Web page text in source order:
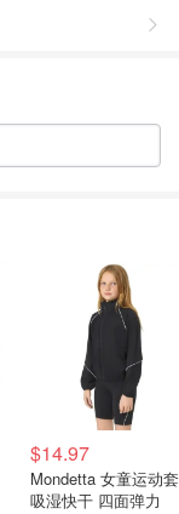
$14.97
Mondetta 女童运动
吸湿快干 四面弹力